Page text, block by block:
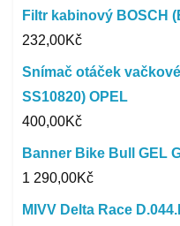
Filtr kabinový BOSCH
232,00Kč
Snímač otáček
SS10820) OPEL
400,00Kč
Banner Bike Bull GEL
1 290,00Kč
MIVV Delta Race